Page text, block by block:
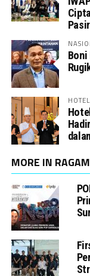
Boni
HOTEL
MORE IN RAGAM